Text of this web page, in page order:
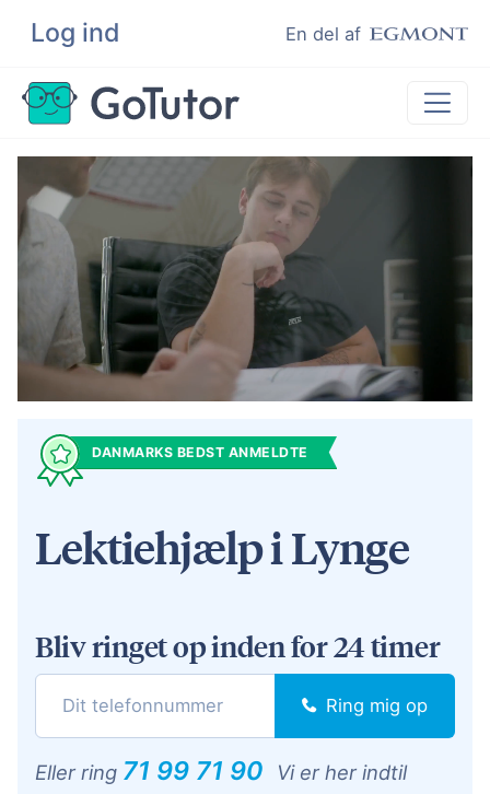
Log ind En del af
Søg
Lektiehjælp
Hjælp til ordblinde
Kundeudtalelser
Undervisere
DANMARKS BEDST ANMELDTE
Lektiehjælp i Lynge
Bliv ringet op inden for 24 timer
Ring mig op
Eller ring 71 99 71 90
Vi er her indtil